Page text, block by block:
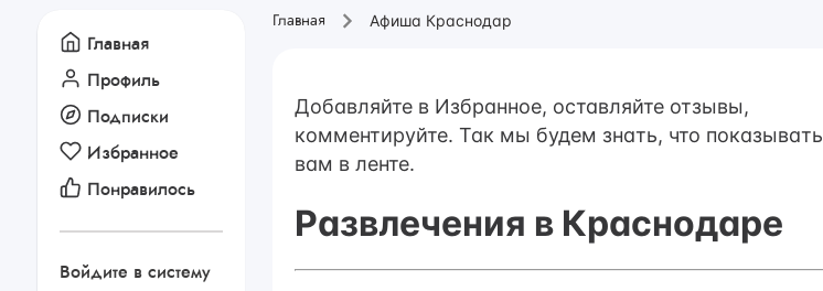
Главная
Профиль
Подписки
Избранное
Понравилось
Войдите в систему
Главная Афиша Краснодар
Добавляйте в Избранное, оставляйте отзывы,
комментируйте. Так мы будем знать, что показывать
вам в ленте.
Развлечения в Краснодаре